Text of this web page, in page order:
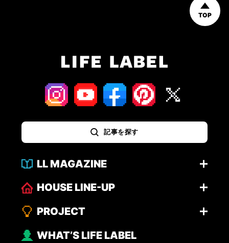
TOP
記事を探す
LL MAGAZINE
HOUSE LINE-UP
PROJECT
WHAT’S LIFE LABEL